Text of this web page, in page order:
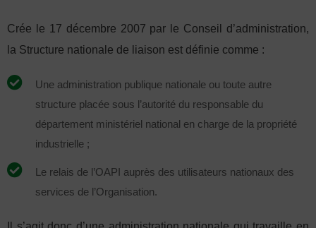
Crée le 17 décembre 2007 par le Conseil d’administration,
la Structure nationale de liaison est définie comme :
Une administration publique nationale ou toute autre
structure placée sous l’autorité du responsable du
département ministériel national en charge de la propriété
industrielle ;
Le relais de l’OAPI auprès des utilisateurs nationaux des
services de l’Organisation.